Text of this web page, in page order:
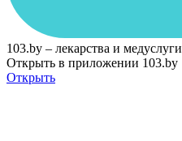
103.by – лекарства и медуслуги
Открыть в приложении 103.by
Открыть